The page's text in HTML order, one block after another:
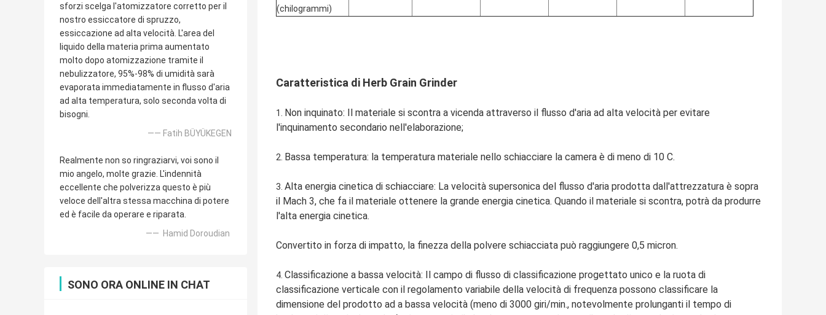
sforzi scelga l'atomizzatore corretto per il
nostro essiccatore di spruzzo,
essiccazione ad alta velocità. L'area del
liquido della materia prima aumentato
molto dopo atomizzazione tramite il
nebulizzatore, 95%-98% di umidità sarà
evaporata immediatamente in flusso d'aria
ad alta temperatura, solo seconda volta di
bisogni.
—— Fatih BÜYÜKEGEN
Realmente non so ringraziarvi, voi sono il
mio angelo, molte grazie. L'indennità
eccellente che polverizza questo è più
veloce dell'altra stessa macchina di potere
ed è facile da operare e riparata.
—— Hamid Doroudian
SONO ORA ONLINE IN CHAT
(chilogrammi)
Caratteristica di Herb Grain Grinder
1. Non inquinato: Il materiale si scontra a vicenda attraverso il flusso d'aria ad alta velocità per evitare
l'inquinamento secondario nell'elaborazione;
2. Bassa temperatura: la temperatura materiale nello schiacciare la camera è di meno di 10 C.
3. Alta energia cinetica di schiacciare: La velocità supersonica del flusso d'aria prodotta dall'attrezzatura è sopra
il Mach 3, che fa il materiale ottenere la grande energia cinetica. Quando il materiale si scontra, potrà da produrre
l'alta energia cinetica.
Convertito in forza di impatto, la finezza della polvere schiacciata può raggiungere 0,5 micron.
4. Classificazione a bassa velocità: Il campo di flusso di classificazione progettato unico e la ruota di
classificazione verticale con il regolamento variabile della velocità di frequenza possono classificare la
dimensione del prodotto ad a bassa velocità (meno di 3000 giri/min., notevolmente prolunganti il tempo di